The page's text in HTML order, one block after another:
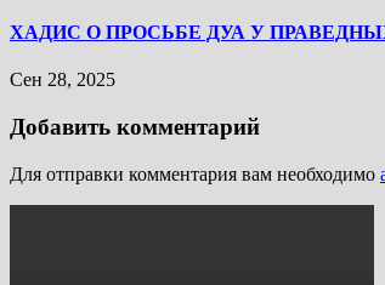
ХАДИС О ПРОСЬБЕ ДУА У
Сен 28, 2025
Добавить комментарий
Для отправки комментария вам необходимо